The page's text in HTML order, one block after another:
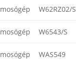
mosógép W62RZ02/S
mosógép W6543/S
mosógép WAS549